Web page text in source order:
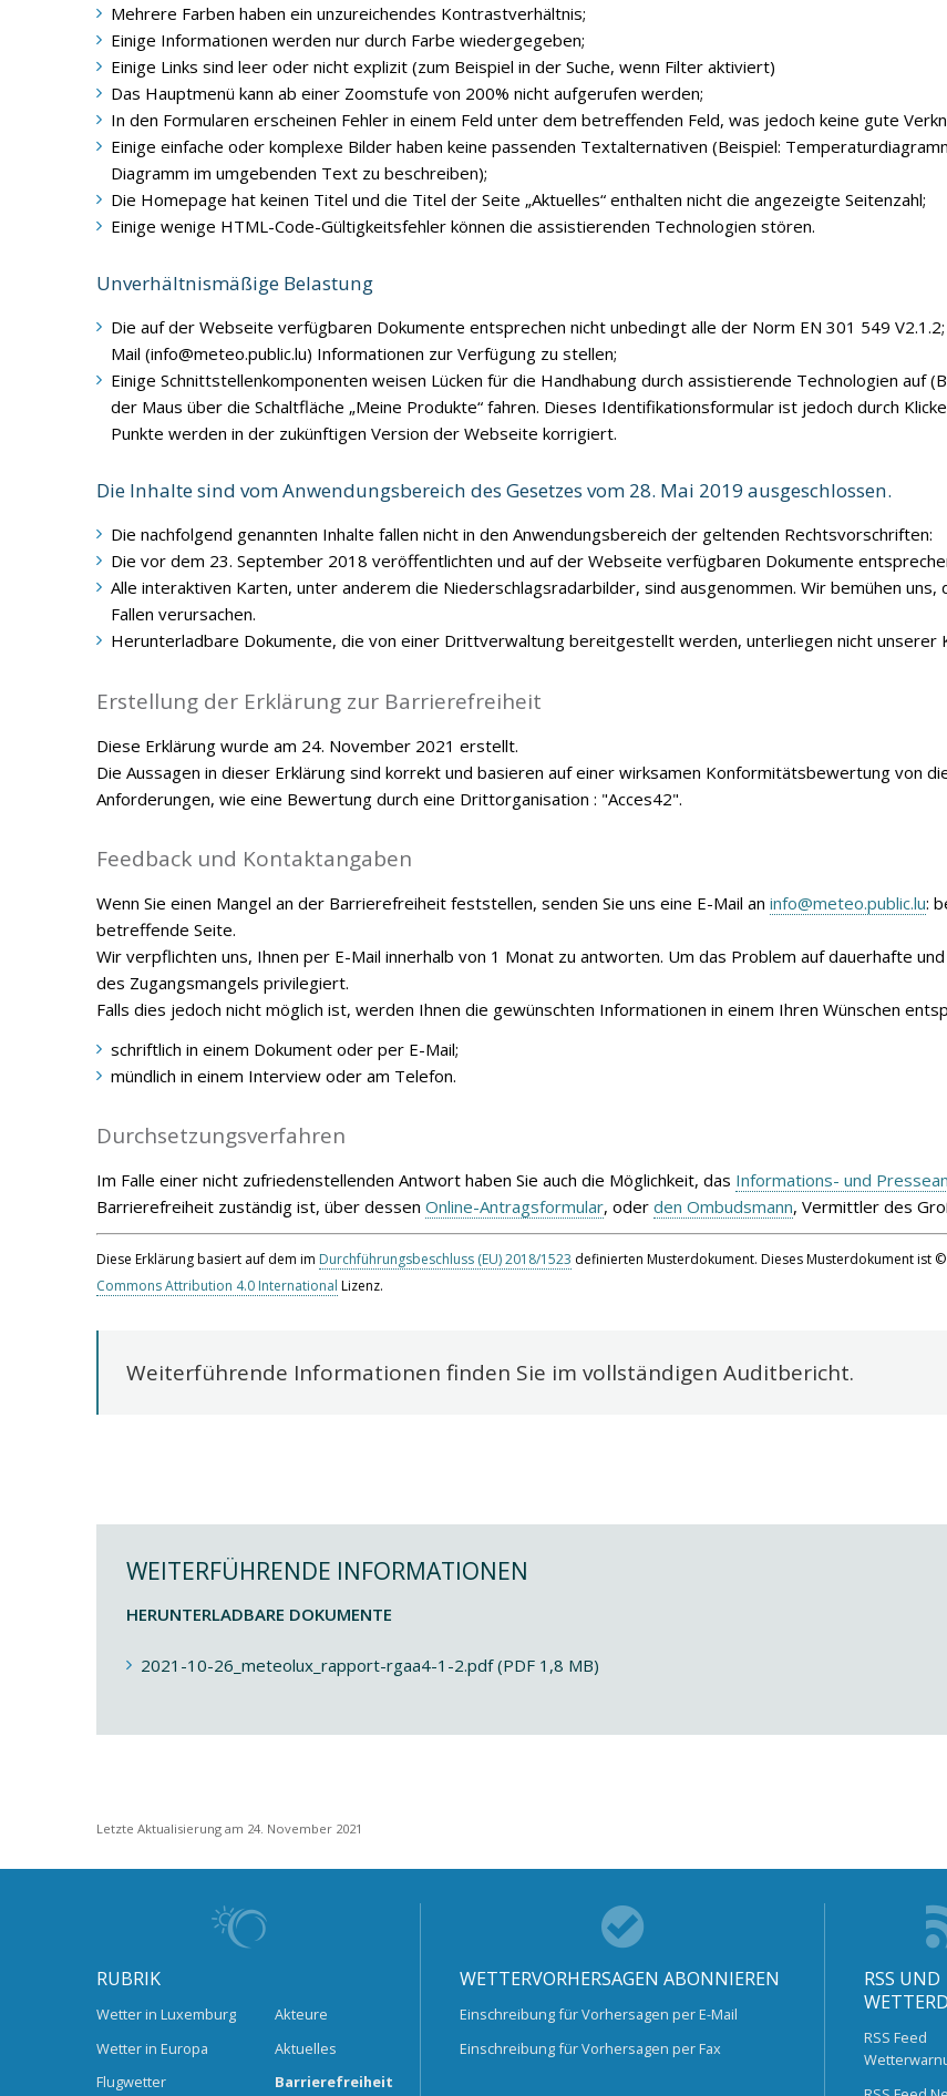
Mehrere Farben haben ein unzureichendes Kontrastverhältnis;
Einige Informationen werden nur durch Farbe wiedergegeben;
Einige Links sind leer oder nicht explizit (zum Beispiel in der Suche, wenn Filter aktiviert)
Das Hauptmenü kann ab einer Zoomstufe von 200% nicht aufgerufen werden;
In den Formularen erscheinen Fehler in einem Feld unter dem betreffenden Feld, was jedoch keine gute
Einige einfache oder komplexe Bilder haben keine passenden Textalternativen (Beispiel:
Diagramm im umgebenden Text zu beschreiben);
Die Homepage hat keinen Titel und die Titel der Seite „Aktuelles“ enthalten nicht die angezeigte Seitenzahl;
Einige wenige HTML-Code-Gültigkeitsfehler können die assistierenden Technologien stören.
Unverhältnismäßige Belastung
Die auf der Webseite verfügbaren Dokumente entsprechen nicht unbedingt alle der Norm EN 301 549
Mail (info@meteo.public.lu) Informationen zur Verfügung zu stellen;
Einige Schnittstellenkomponenten weisen Lücken für die Handhabung durch assistierende Technologien auf
der Maus über die Schaltfläche „Meine Produkte“ fahren. Dieses Identifikationsformular ist jedoch durch
Punkte werden in der zukünftigen Version der Webseite korrigiert.
Die Inhalte sind vom Anwendungsbereich des Gesetzes vom 28. Mai 2019 ausgeschlossen.
Die nachfolgend genannten Inhalte fallen nicht in den Anwendungsbereich der geltenden Rechtsvorschriften:
Die vor dem 23. September 2018 veröffentlichten und auf der Webseite verfügbaren Dokumente
Alle interaktiven Karten, unter anderem die Niederschlagsradarbilder, sind ausgenommen. Wir bemühen
Fallen verursachen.
Herunterladbare Dokumente, die von einer Drittverwaltung bereitgestellt werden, unterliegen nicht unserer
Erstellung der Erklärung zur Barrierefreiheit
Diese Erklärung wurde am 24. November 2021 erstellt.
Die Aussagen in dieser Erklärung sind korrekt und basieren auf einer wirksamen Konformitätsbewertung von
Anforderungen, wie eine Bewertung durch eine Drittorganisation : "Acces42".
Feedback und Kontaktangaben
Wenn Sie einen Mangel an der Barrierefreiheit feststellen, senden Sie uns eine E-Mail an info@meteo.public.lu:
betreffende Seite.
Wir verpflichten uns, Ihnen per E-Mail innerhalb von 1 Monat zu antworten. Um das Problem auf dauerhafte
des Zugangsmangels privilegiert.
Falls dies jedoch nicht möglich ist, werden Ihnen die gewünschten Informationen in einem Ihren Wünschen
schriftlich in einem Dokument oder per E-Mail;
mündlich in einem Interview oder am Telefon.
Durchsetzungsverfahren
Im Falle einer nicht zufriedenstellenden Antwort haben Sie auch die Möglichkeit, das Informations- und
Barrierefreiheit zuständig ist, über dessen Online-Antragsformular, oder den Ombudsmann, Vermittler des
Diese Erklärung basiert auf dem im Durchführungsbeschluss (EU) 2018/1523 definierten Musterdokument. Dieses Musterdokument ist
Commons Attribution 4.0 International Lizenz.
Weiterführende Informationen finden Sie im vollständigen Auditbericht.
WEITERFÜHRENDE INFORMATIONEN
HERUNTERLADBARE DOKUMENTE
2021-10-26_meteolux_rapport-rgaa4-1-2.pdf (PDF 1,8 MB)
Letzte Aktualisierung am 24. November 2021
RUBRIK
Wetter in Luxemburg
Wetter in Europa
Flugwetter
Akteure
Aktuelles
Barrierefreiheit
WETTERVORHERSAGEN ABONNIEREN
Einschreibung für Vorhersagen per E-Mail
Einschreibung für Vorhersagen per Fax
RSS UND
RSS Feed